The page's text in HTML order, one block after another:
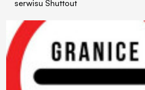
serwisu Shuttout